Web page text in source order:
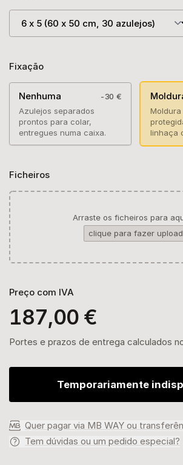
Fixação
Nenhuma
-30 €
Azulejos separados
prontos para colar,
entregues numa caixa.
linhaça
Ficheiros
Arraste os ficheiros para
clique para fazer upload
Preço com IVA
187,00 €
Portes e prazos de entrega calculados
Temporariamente
Quer pagar via MB WAY ou
Tem dúvidas ou um pedido especial?